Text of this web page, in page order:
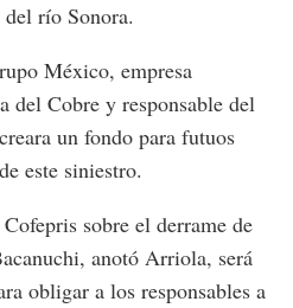
río Sonora.
México, empresa
del Cobre y responsable del
un fondo para futuos
este siniestro.
sobre el derrame de
anotó Arriola, será
obligar a los responsables a